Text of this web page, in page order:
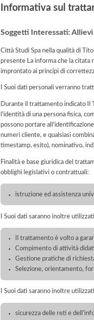
Informativa sul
Soggetti Interessati:
Città Studi Spa nella qualità di
presente La informa che la
improntato ai principi di
I Suoi dati personali verranno
Durante il trattamento indicato Il
l'identità di una persona fisica,
possono portare
numeri cliente, e qualsiasi
timestamp, esito), nominativo,
Finalità e base giuridica del
obblighi legislativi o contrattuali:
istruzione ed assistenza
I Suoi dati saranno inoltre
Il trattamento è volto a
Compimento di attività
Gestione pratiche di
Selezione, orientamento,
I Suoi dati saranno inoltre
sicurezza delle reti e